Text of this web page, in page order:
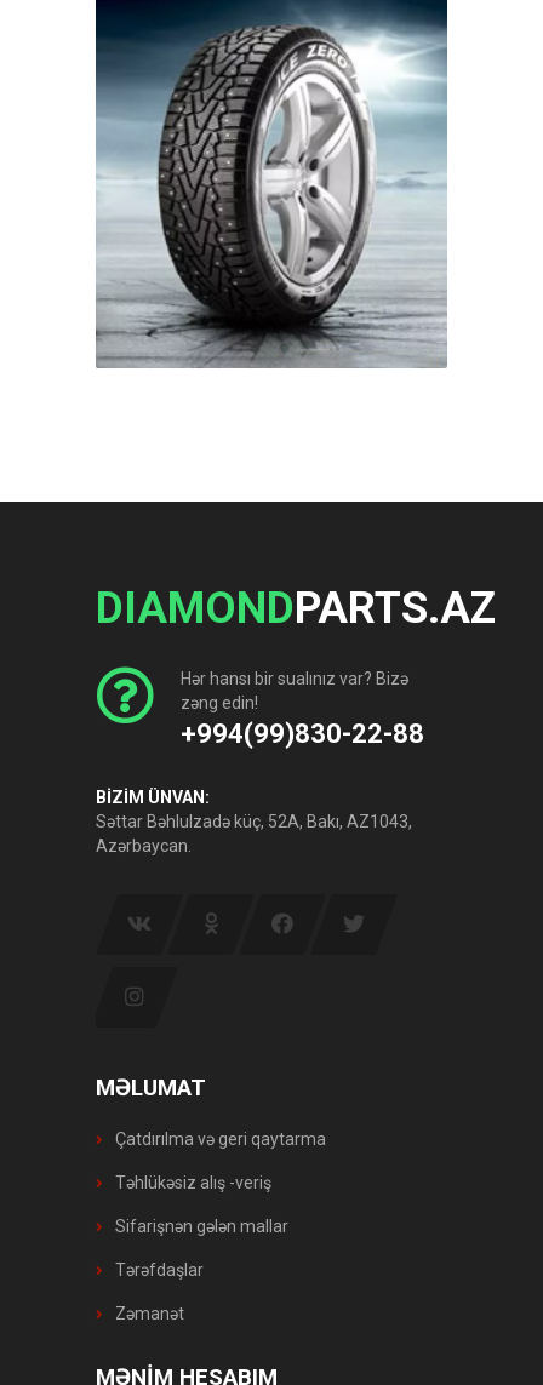
DIAMONDPARTS.AZ
Hər hansı bir sualınız var? Bizə
zəng edin!
+994(99)830-22-88
BİZİM ÜNVAN:
Səttar Bəhlulzadə küç, 52A, Bakı, AZ1043,
Azərbaycan.
MƏLUMAT
Çatdırılma və geri qaytarma
Təhlükəsiz alış -veriş
Sifarişnən gələn mallar
Tərəfdaşlar
Zəmanət
MƏNİM HESABIM